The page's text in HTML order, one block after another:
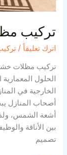
تركيب
اترك تعليقاً /
تركيب مظلات
الحلول
الخارجية في
أصحاب المنازل
أشعة الشمس،
بين الأناقة
تصميم